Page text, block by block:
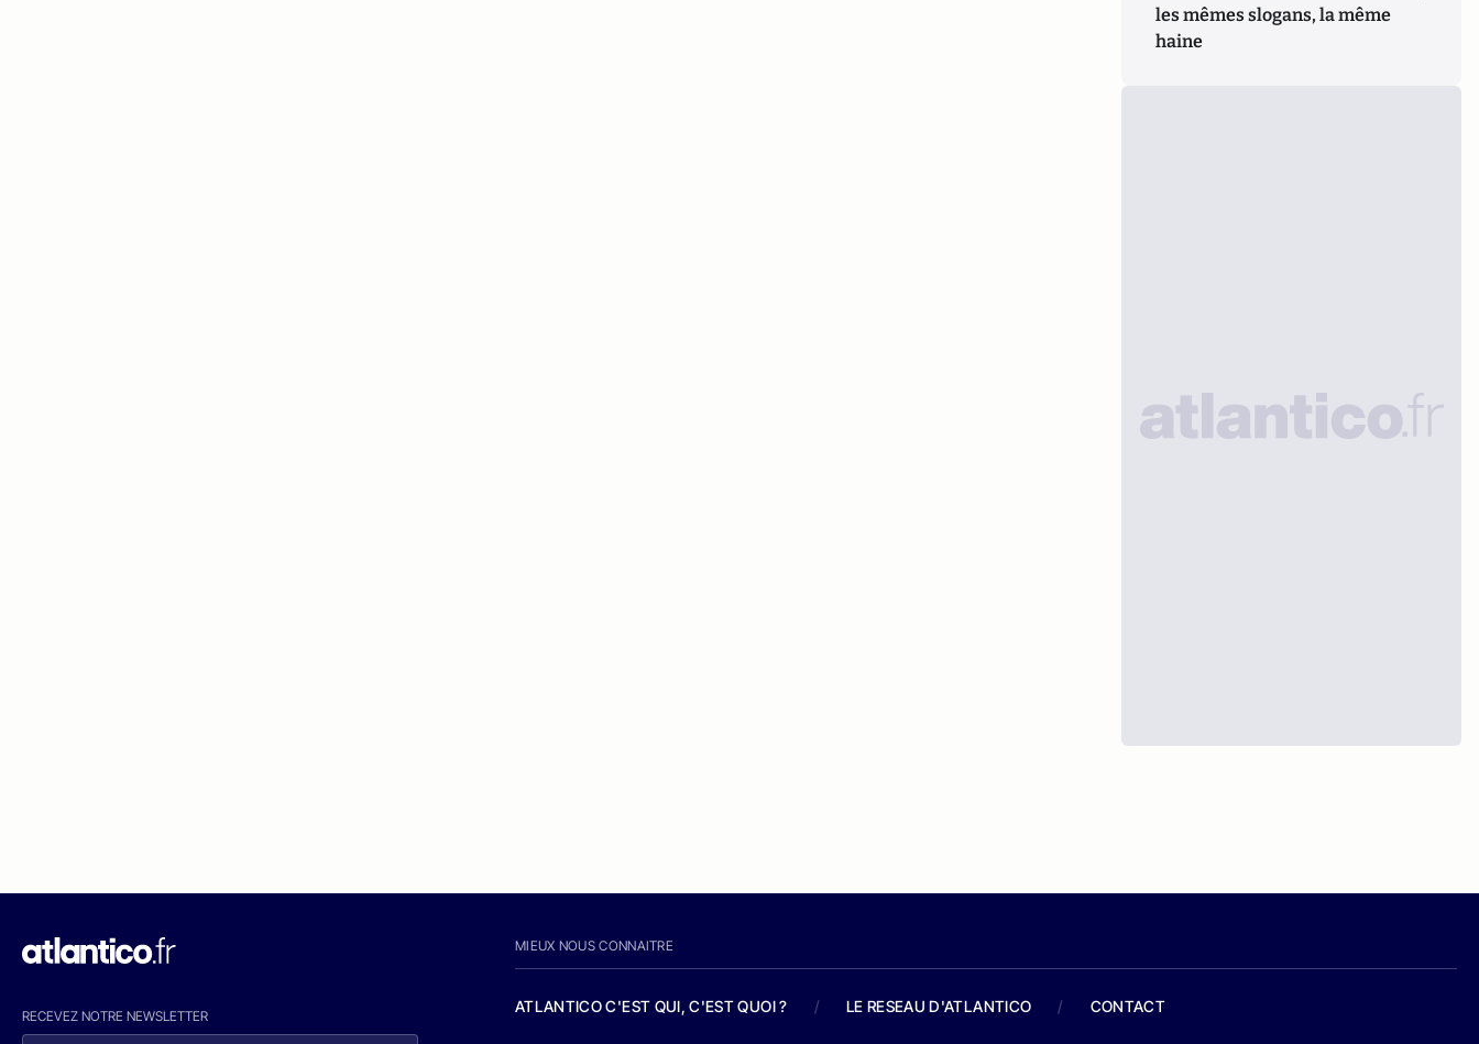
les mêmes slogans, la même
haine
RECEVEZ NOTRE NEWSLETTER
MIEUX NOUS CONNAITRE
ATLANTICO C'EST QUI, C'EST QUOI ? / LE RESEAU D'ATLANTICO / CONTACT